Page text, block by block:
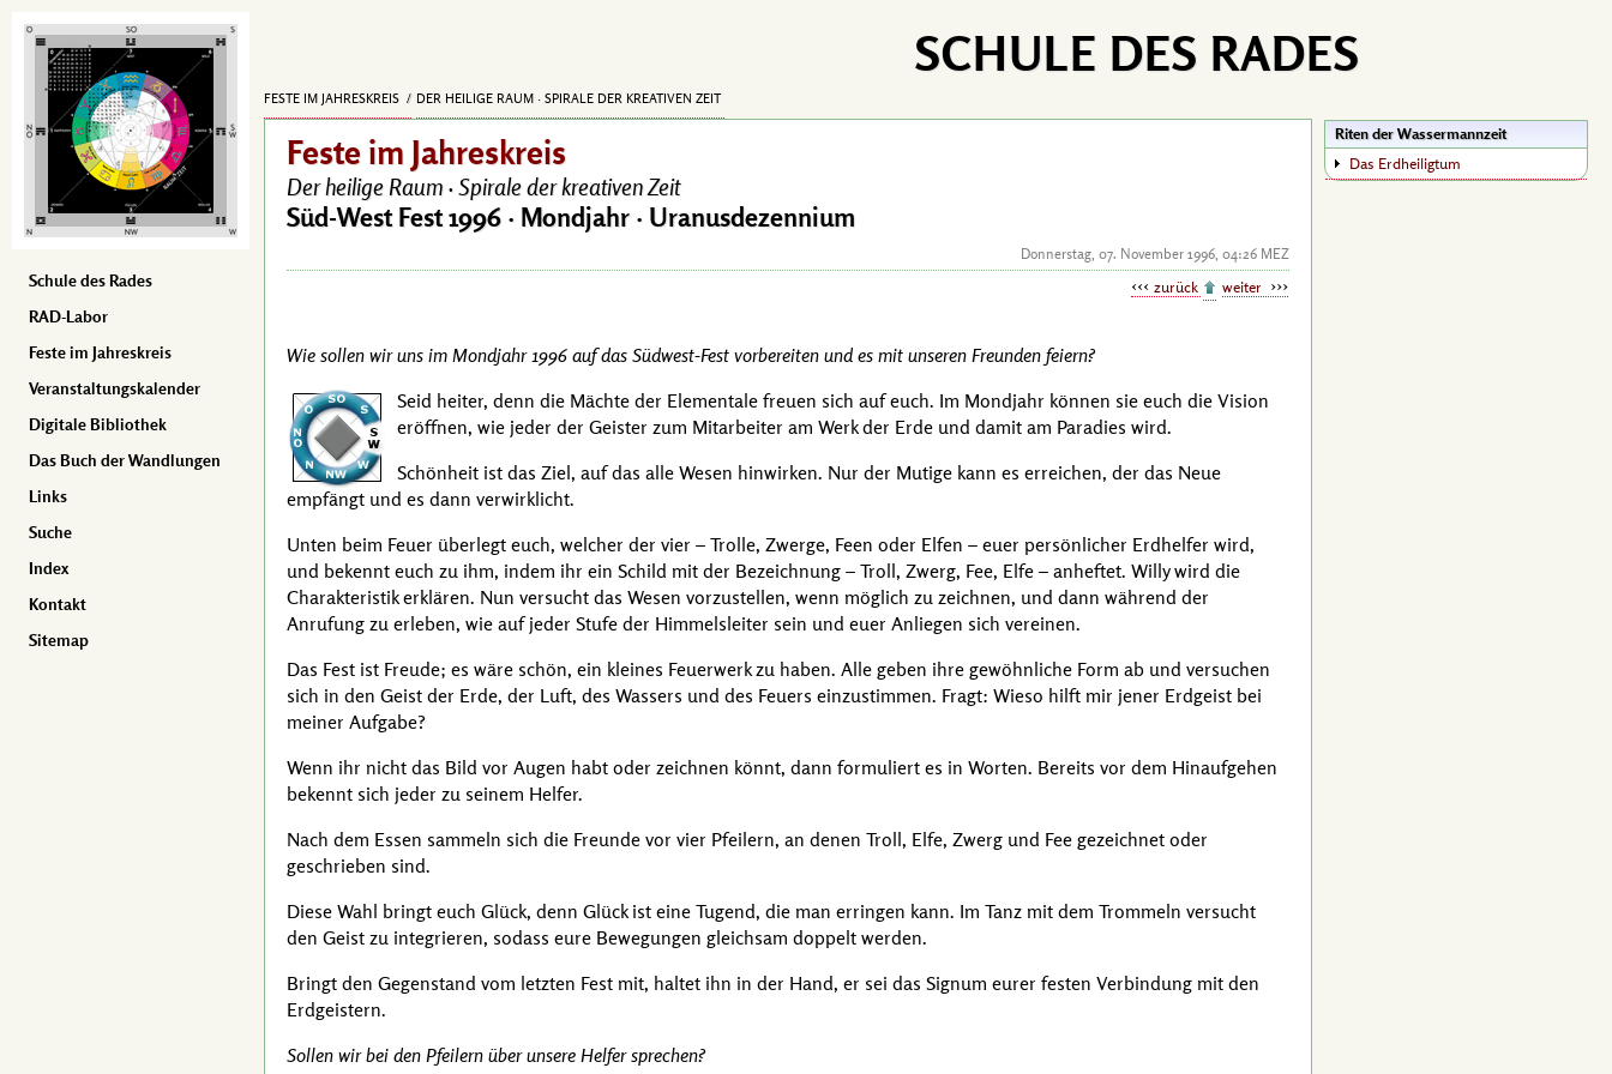
Schule des Rades
RAD-Labor
Feste im Jahreskreis
Veranstaltungskalender
Digitale Bibliothek
Das Buch der Wandlungen
Links
Suche
Index
Kontakt
Sitemap
SCHULE DES RADES
FESTE IM JAHRESKREIS DER HEILIGE RAUM · SPIRALE DER KREATIVEN ZEIT
Feste im Jahreskreis
Der heilige Raum ·Spirale der kreativen Zeit
Süd-West Fest 1996 · Mondjahr · Uranusdezennium
Donnerstag, 07. November 1996, 04:26 MEZ
zurück weiter
Wie sollen wir uns im Mondjahr 1996 auf das Südwest-Fest vorbereiten und es mit unseren Freunden feiern?
Seid heiter, denn die Mächte der Elementale freuen sich auf euch. Im Mondjahr können sie euch die Vision
eröffnen, wie jeder der Geister zum Mitarbeiter am Werk der Erde und damit am Paradies wird.
Schönheit ist das Ziel, auf das alle Wesen hinwirken. Nur der Mutige kann es erreichen, der das Neue
empfängt und es dann verwirklicht.
Unten beim Feuer überlegt euch, welcher der vier – Trolle, Zwerge, Feen oder Elfen – euer persönlicher Erdhelfer wird,
und bekennt euch zu ihm, indem ihr ein Schild mit der Bezeichnung – Troll, Zwerg, Fee, Elfe – anheftet. Willywird die
Charakteristik erklären. Nun versucht das Wesen vorzustellen, wenn möglich zu zeichnen, und dann während der
Anrufung zu erleben, wie auf jeder Stufe der Himmelsleiter sein und euer Anliegen sich vereinen.
Das Fest ist Freude; es wäre schön, ein kleines Feuerwerk zu haben. Alle geben ihre gewöhnliche Form ab und versuchen
sich in den Geist der Erde, der Luft, des Wassers und des Feuers einzustimmen. Fragt: Wieso hilft mir jener Erdgeist bei
meiner Aufgabe?
Wenn ihr nicht das Bild vor Augen habt oder zeichnen könnt, dann formuliert es in Worten. Bereits vor dem Hinaufgehen
bekennt sich jeder zu seinem Helfer.
Nach dem Essen sammeln sich die Freunde vor vier Pfeilern, an denen Troll, Elfe, Zwerg und Fee gezeichnet oder
geschrieben sind.
Diese Wahl bringt euch Glück, denn Glück ist eine Tugend, die man erringen kann. Im Tanz mit dem Trommeln versucht
den Geist zu integrieren, sodass eure Bewegungen gleichsam doppelt werden.
Bringt den Gegenstand vom letzten Fest mit, haltet ihn in der Hand, er sei das Signum eurer festen Verbindung mit den
Erdgeistern.
Sollen wir bei den Pfeilern über unsere Helfer sprechen?
Riten der Wassermannzeit
Das Erdheiligtum